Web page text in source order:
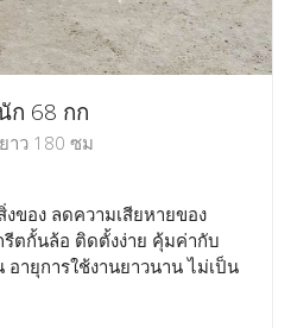
ก 68 กก
าว 180 ซม
ของ ลดความเสียหายของ
ตกั้นล้อ ติดตั้งง่าย คุ้มค่ากับ
ายุการใช้งานยาวนาน ไม่เป็น